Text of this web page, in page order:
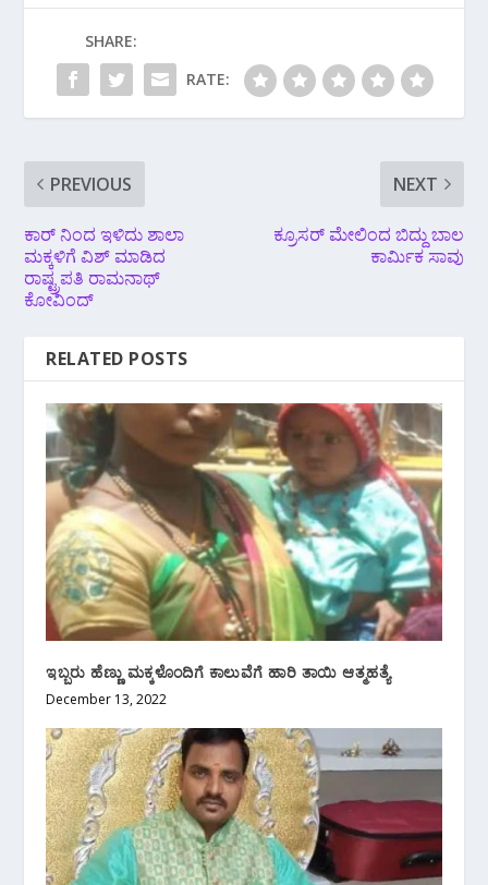
SHARE:
RATE:
PREVIOUS
ಕಾರ್ ನಿಂದ ಇಳಿದು ಶಾಲಾ
ಮಕ್ಕಳಿಗೆ ವಿಶ್ ಮಾಡಿದ
ರಾಷ್ಟ್ರಪತಿ ರಾಮನಾಥ್
ಕೋವಿಂದ್
NEXT
ಕ್ರೂಸರ್ ಮೇಲಿಂದ ಬಿದ್ದು ಬಾಲ
ಕಾರ್ಮಿಕ ಸಾವು
RELATED POSTS
ಇಬ್ಬರು ಹೆಣ್ಣು ಮಕ್ಕಳೊಂದಿಗೆ ಕಾಲುವೆಗೆ ಹಾರಿ ತಾಯಿ ಆತ್ಮಹತ್ಯೆ
December 13, 2022